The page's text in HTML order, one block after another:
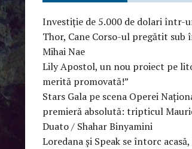
Investiție de 5.000 de dolari într-
Thor, Cane Corso-ul pregătit sub
Mihai Nae
Lily Apostol, un nou proiect pe
merită promovată!”
Stars Gala pe scena Operei
premieră absolută: tripticul
Duato / Shahar Binyamini
Loredana și Speak se întorc